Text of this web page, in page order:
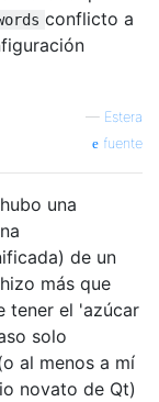
conflicto a
— Estera
fuente
una
de un
más que
tener el 'azúcar
solo
al menos a mí
novato de Qt)